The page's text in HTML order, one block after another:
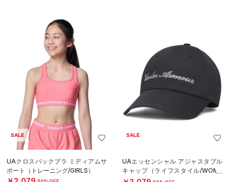
SALE
UAクロスバックブラ ミディアムサ
ポート（トレーニング/GIRLS）
SALE
UAエッセンシャル アジャスタブル
キャップ（ライフスタイル/WOME
N）